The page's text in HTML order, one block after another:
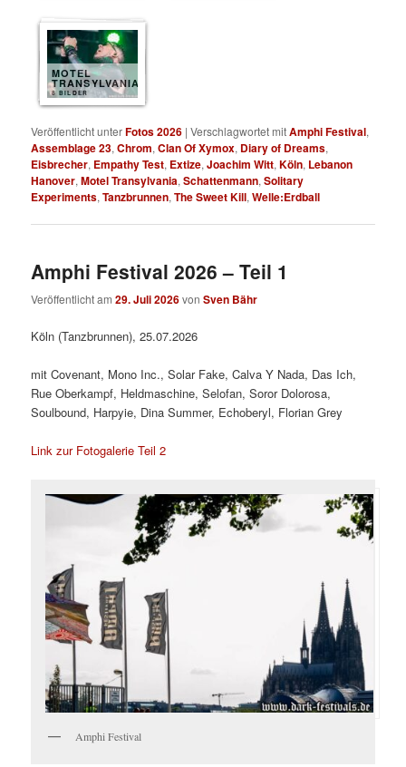
MOTEL
TRANSYLVANIA
8 BILDER
Veröffentlicht unterFotos 2026 |Verschlagwortet mitAmphi Festival,
Assemblage 23,Chrom,Clan Of Xymox, Diary of Dreams,
Eisbrecher, Empathy Test, Extize,Joachim Witt,Köln, Lebanon
Hanover,Motel Transylvania,Schattenmann,Solitary
Experiments,Tanzbrunnen,The Sweet Kill,Welle:Erdball
Amphi Festival 2026 – Teil 1
Veröffentlicht am29. Juli 2026vonSven Bähr
Köln (Tanzbrunnen), 25.07.2026
mit Covenant, Mono Inc., Solar Fake, Calva Y Nada, Das Ich,
Rue Oberkampf, Heldmaschine, Selofan, Soror Dolorosa,
Soulbound, Harpyie, Dina Summer, Echoberyl, Florian Grey
Link zur Fotogalerie Teil 2
Amphi Festival